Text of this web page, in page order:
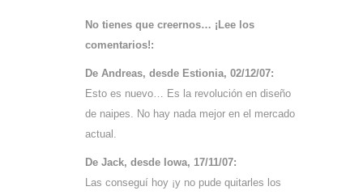
No tienes que creernos… ¡Lee los
comentarios!:
De Andreas, desde Estionia, 02/12/07:
Esto es nuevo… Es la revolución en diseño
de naipes. No hay nada mejor en el mercado
actual.
De Jack, desde Iowa, 17/11/07:
Las conseguí hoy ¡y no pude quitarles los